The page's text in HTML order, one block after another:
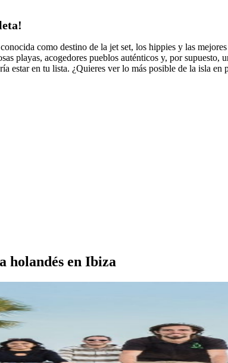
como destino de la jet set, los hippies y las
playas, acogedores pueblos auténticos y, por
estar en tu lista. ¿Quieres ver lo más posible de la isla
holandés en Ibiza